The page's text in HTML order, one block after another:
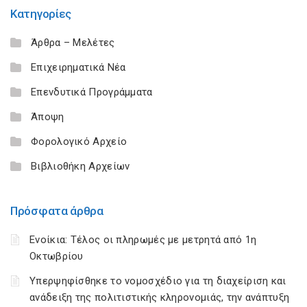
Κατηγορίες
Άρθρα – Μελέτες
Επιχειρηματικά Νέα
Επενδυτικά Προγράμματα
Άποψη
Φορολογικό Αρχείο
Βιβλιοθήκη Αρχείων
Πρόσφατα άρθρα
Ενοίκια: Τέλος οι πληρωμές με μετρητά από 1η
Οκτωβρίου
Υπερψηφίσθηκε το νομοσχέδιο για τη διαχείριση και
ανάδειξη της πολιτιστικής κληρονομιάς, την ανάπτυξη